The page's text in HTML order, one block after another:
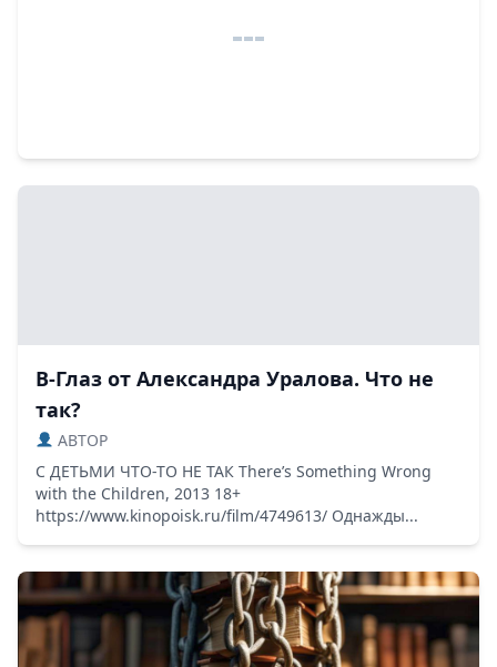
В-Глаз от Александра Уралова. Что не
так?
ABTOP
С ДЕТЬМИ ЧТО-ТО НЕ ТАК There’s Something Wrong
with the Children, 2013 18+
https://www.kinopoisk.ru/film/4749613/ Однажды...